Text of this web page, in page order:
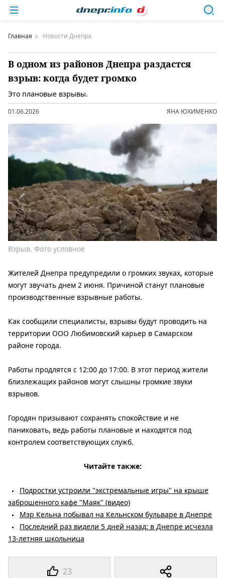
Главная Новости Днепра
В одном из районов Днепра раздастся
взрыв: когда будет громко
Это плановые взрывы.
01.06.2026 ЯНА ЮХИМЕНКО
23
Взрыв. Фото условное
Жителей Днепра предупредили о громких звуках, которые
могут звучать днем ​​2 июня. Причиной станут плановые
производственные взрывные работы.
Как сообщили специалисты, взрывы будут проводить на
территории ООО Любимовский карьер в Самарском
районе города.
Работы продлятся с 12:00 до 17:00. В этот период жители
близлежащих районов могут слышны громкие звуки
взрывов.
Городян призывают сохранять спокойствие и не
паниковать, ведь работы плановые и находятся под
контролем соответствующих служб.
Читайте также:
Подростки устроили "экстремальные игры" на крыше
заброшенного кафе "Маяк" (видео)
Мэр Кельна побывал на Кельнском бульваре в Днепре
Последний раз видели 5 дней назад: в Днепре исчезла
13-летняя школьница